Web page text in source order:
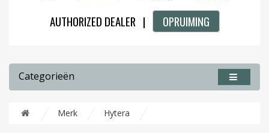
AUTHORIZED DEALER | OPRUIMING
Categorieën
Merk Hytera